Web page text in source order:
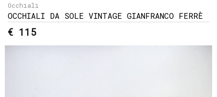
Occhiali
OCCHIALI DA SOLE VINTAGE GIANFRANCO FERRÈ
€ 115